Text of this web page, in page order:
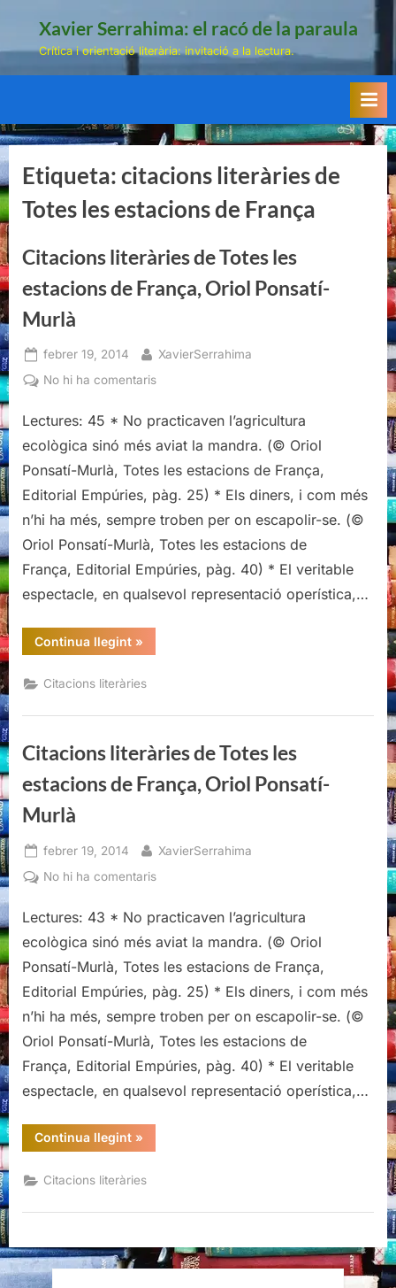
Xavier Serrahima: el racó de la paraula
Crítica i orientació literària: invitació a la lectura.
Etiqueta:citacions literàries de
Totes les estacions de França
Citacions literàries de Totes les
estacions de França, Oriol Ponsatí-
Murlà
Posted
on
febrer 19, 2014 By
XavierSerrahima
No hi ha comentarisa
literàries
de
les
estacions
de
França,
Oriol
Ponsatí-
Murlà
Lectures: 45 * No practicaven l’agricultura
ecològica sinó més aviat la mandra. (© Oriol
Ponsatí-Murlà, Totes les estacions de França,
Editorial Empúries, pàg. 25) * Els diners, i com més
n’hi ha més, sempre troben per on escapolir-se. (©
Oriol Ponsatí-Murlà, Totes les estacions de
França, Editorial Empúries, pàg. 40) * El veritable
espectacle, en qualsevol representació operística,…
Continua llegint“Citacions
literàries
Totes
les
de
Ponsatí-
Murlà”
»
Citacions literàries
Citacions literàries de Totes les
estacions de França, Oriol Ponsatí-
Murlà
Posted
on
febrer 19, 2014 By
XavierSerrahima
No hi ha comentarisa
literàries
de
les
estacions
de
França,
Oriol
Ponsatí-
Murlà
Lectures: 43 * No practicaven l’agricultura
ecològica sinó més aviat la mandra. (© Oriol
Ponsatí-Murlà, Totes les estacions de França,
Editorial Empúries, pàg. 25) * Els diners, i com més
n’hi ha més, sempre troben per on escapolir-se. (©
Oriol Ponsatí-Murlà, Totes les estacions de
França, Editorial Empúries, pàg. 40) * El veritable
espectacle, en qualsevol representació operística,…
Continua llegint“Citacions
literàries
Totes
les
de
Ponsatí-
Murlà”
»
Citacions literàries